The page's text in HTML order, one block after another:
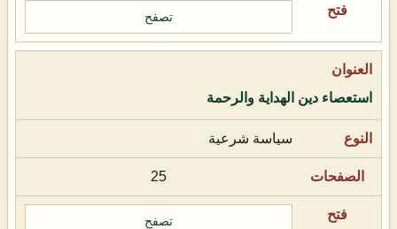
تصفح
استعصاء دين الهداية والرحمة
سياسة شرعية
25
تصفح